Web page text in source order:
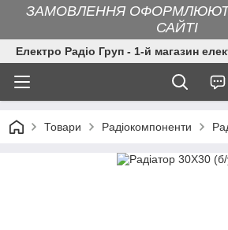
ЗАМОВЛЕННЯ
САЙТІ
Електро Радіо Груп - 1-й магазин
Товари Радіокомпоненти